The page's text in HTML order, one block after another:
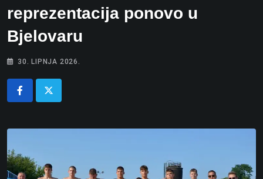
reprezentacija ponovo u
Bjelovaru
30. LIPNJA 2026.